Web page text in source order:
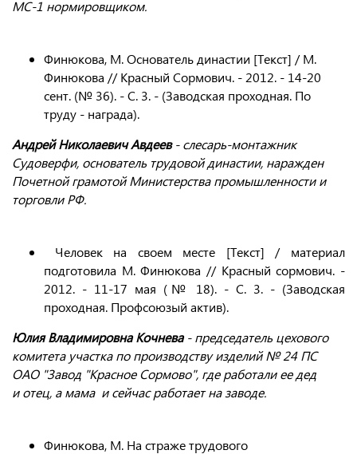
МС-1 нормировщиком.
Финюкова, М. Основатель династии [Текст] / М.
Финюкова // Красный Сормович. - 2012. - 14-20
сент. (№ 36). - С. 3. - (Заводская проходная. По
труду - награда).
Андрей Николаевич Авдеев - слесарь-монтажник
Судоверфи, основатель трудовой династии, наражден
Почетной грамотой Министерства промышленности и
торговли РФ.
Человек на своем месте [Текст] / материал
подготовила М. Финюкова // Красный сормович. -
2012. - 11-17 мая (№ 18). - С. 3. - (Заводская
проходная. Профсоюзый актив).
Юлия Владимировна Кочнева- председатель цехового
комитета участка по производству изделий № 24 ПС
ОАО "Завод "Красное Сормово", где работали ее дед
и отец, а мама и сейчас работает на заводе.
Финюкова, М. На страже трудового